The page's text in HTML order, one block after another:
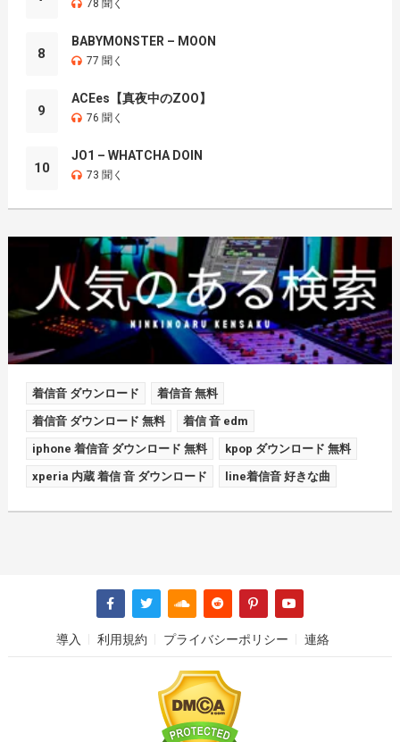
78 聞く
8
BABYMONSTER – MOON
77 聞く
9
ACEes【真夜中のZOO】
76 聞く
10
JO1 – WHATCHA DOIN
73 聞く
着信音 ダウンロード 着信音 無料
着信音 ダウンロード 無料 着信 音 edm
iphone 着信音 ダウンロード 無料 kpop ダウンロード 無料
xperia 内蔵 着信 音 ダウンロード line着信音 好きな曲
導入 利用規約 プライバシーポリシー 連絡